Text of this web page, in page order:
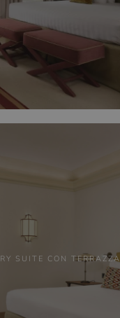
SUITE CON TERRAZZA